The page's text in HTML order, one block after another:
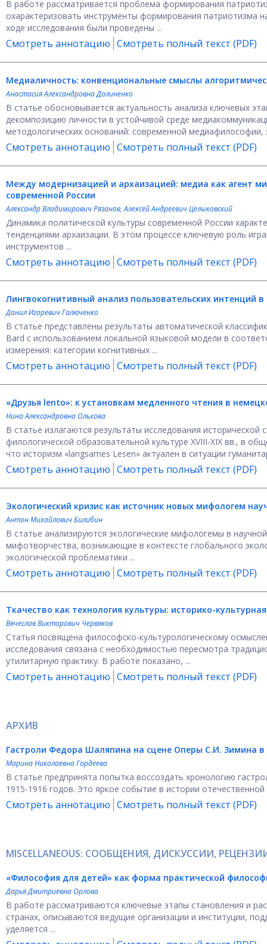
В работе рассматривается проблема формирования
охарактеризовать инструменты формирования патриотизма
ходе исследования были проведены ...
Смотреть аннотацию Смотреть полный текст (PDF)
Медиаличность: конвенциональные смыслы
Анастасия Александровна Долиненко
В статье обосновывается актуальность анализа ключевых
декомпозицию личности в устойчивой среде
методологических оснований: современной медиафилософии,
Смотреть аннотацию Смотреть полный текст (PDF)
Между модернизацией и архаизацией: медиа как агент
современной России
Александр Владимирович Рязанов,Алексей Андреевич Целыковский
Динамика политической культуры современной России
тенденциями архаизации. В этом процессе ключевую роль
инструментов ...
Смотреть аннотацию Смотреть полный текст (PDF)
Лингвокогнитивный анализ пользовательских интенций
Данил Игоревич Галюченко
В статье представлены результаты автоматической
Bard с использованием локальной языковой модели в
измерения: категории когнитивных ...
Смотреть аннотацию Смотреть полный текст (PDF)
«Друзья lento»: к установкам медленного чтения в
Нина Александровна Ольхова
В статье излагаются результаты исследования
филологической образовательной культуре XVIII-XIX вв., в
что историзм «langsames Lesen» актуален в ситуации
Смотреть аннотацию Смотреть полный текст (PDF)
Экологический кризис как источник новых мифологем
Антон Михайлович Билибин
В статье анализируются экологические мифологемы в
мифотворчества, возникающие в контексте глобального
экологической проблематики ...
Смотреть аннотацию Смотреть полный текст (PDF)
Ткачество как технология культуры: историко-
Вячеслав Викторович Червяков
Статья посвящена философско-культурологическому
исследования связана с необходимостью пересмотра
утилитарную практику. В работе показано, ...
Смотреть аннотацию Смотреть полный текст (PDF)
АРХИВ
Гастроли Федора Шаляпина на сцене Оперы С.И. Зимина в
Марина Николаевна Гордеева
В статье предпринята попытка воссоздать хронологию
1915-1916 годов. Это яркое событие в истории
Смотреть аннотацию Смотреть полный текст (PDF)
MISCELLANEOUS: СООБЩЕНИЯ, ДИСКУССИИ,
«Философия для детей» как форма практической
Дарья Дмитриевна Орлова
В работе рассматриваются ключевые этапы становления и
странах, описываются ведущие организации и институции,
уделяется ...